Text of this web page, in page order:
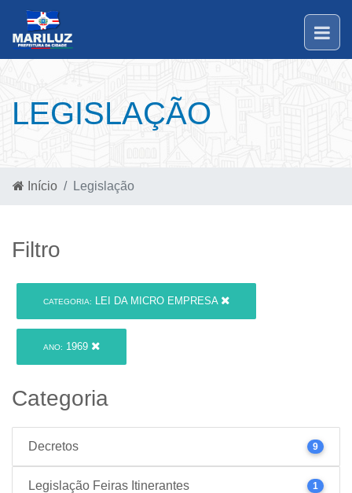
LEGISLAÇÃO
Início Legislação
Filtro
CATEGORIA: LEI DA MICRO EMPRESA
ANO: 1969
Categoria
Decretos 9
Legislação Feiras Itinerantes 1